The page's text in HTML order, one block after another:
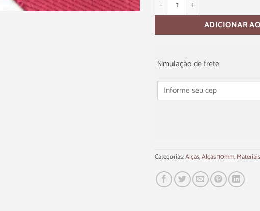
ADICIONAR
Simulação de frete
Categorias:Alças,Alças 30mm,Materiais